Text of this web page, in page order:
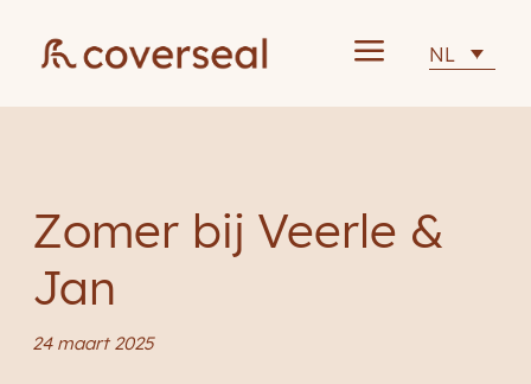
a NL
Zomer bij Veerle &
Jan
24 maart 2025